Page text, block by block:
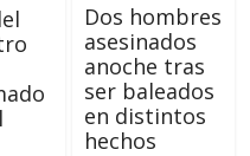
Dos hombres
asesinados
anoche tras
ser baleados
en distintos
hechos